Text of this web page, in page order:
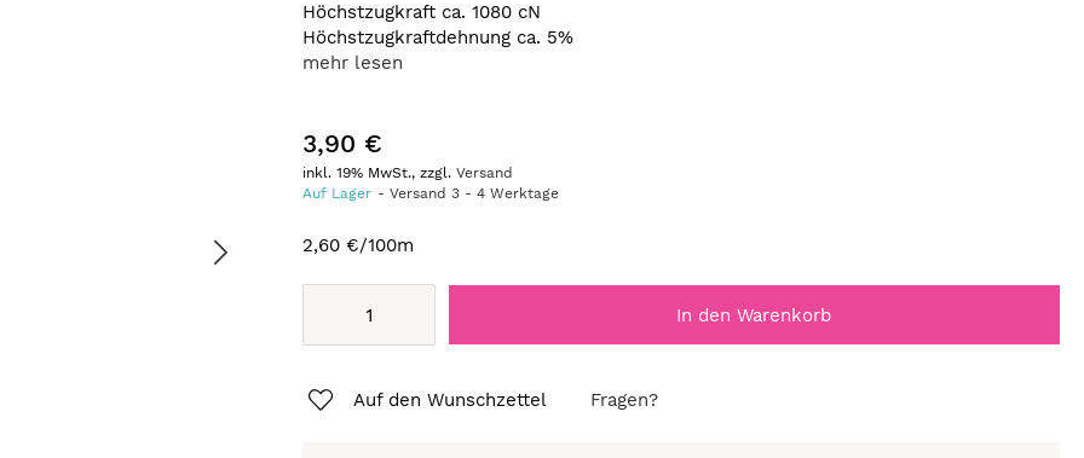
Höchstzugkraft ca. 1080 cN
Höchstzugkraftdehnung ca. 5%
mehr lesen
3,90 €
inkl. 19% MwSt., zzgl.Versand
Auf Lager
Versand3 -4 Werktage
2,60 €/100m
In den Warenkorb
Auf den Wunschzettel Fragen?